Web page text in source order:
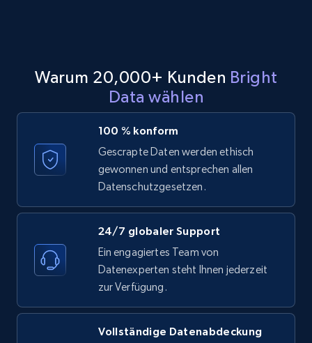
engagement rate, Comment engagement rate,
Like engagement rate, Bio link, Predicted lang,
8.3K+
Youtube - Videos posts
URL, Title, Youtuber, Youtuber md5, Video url,
Video length, Likes, Views, and more.
713+
Warum 20,000+ Kunden Bright
Data wählen
100 % konform
Gescrapte Daten werden ethisch
gewonnen und entsprechen allen
Datenschutzgesetzen.
24/7 globaler Support
Ein engagiertes Team von
Datenexperten steht Ihnen jederzeit
zur Verfügung.
Vollständige Datenabdeckung